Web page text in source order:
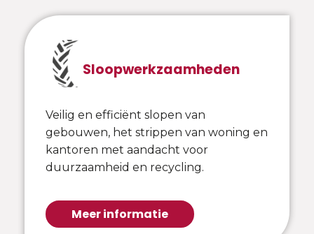
Sloopwerkzaamheden
Veilig en efficiënt slopen van
gebouwen, het strippen van woning en
kantoren met aandacht voor
duurzaamheid en recycling.
Meer informatie